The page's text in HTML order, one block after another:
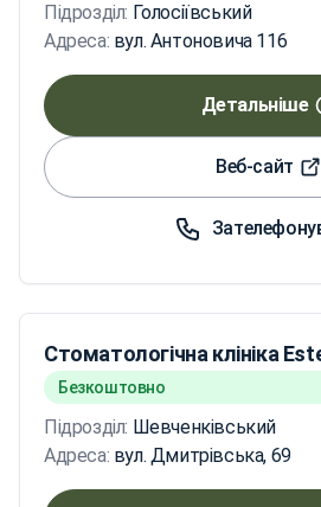
Підрозділ: Голосіївський
Адреса: вул. Антоновича 116
Детальніше
Веб-сайт
Стоматологічна клініка
Безкоштовно
Підрозділ: Шевченківський
Адреса: вул. Дмитрівська, 69